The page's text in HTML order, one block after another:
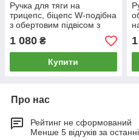
Ручка для тяги на
трицепс, біцепс W-подібна
з обертовим підвісом з
насічкою HIGHQ SPORT
(l-70см)
1 080 ₴
Купити
Про нас
Рейтинг не сформований
Менше 5 відгуків за